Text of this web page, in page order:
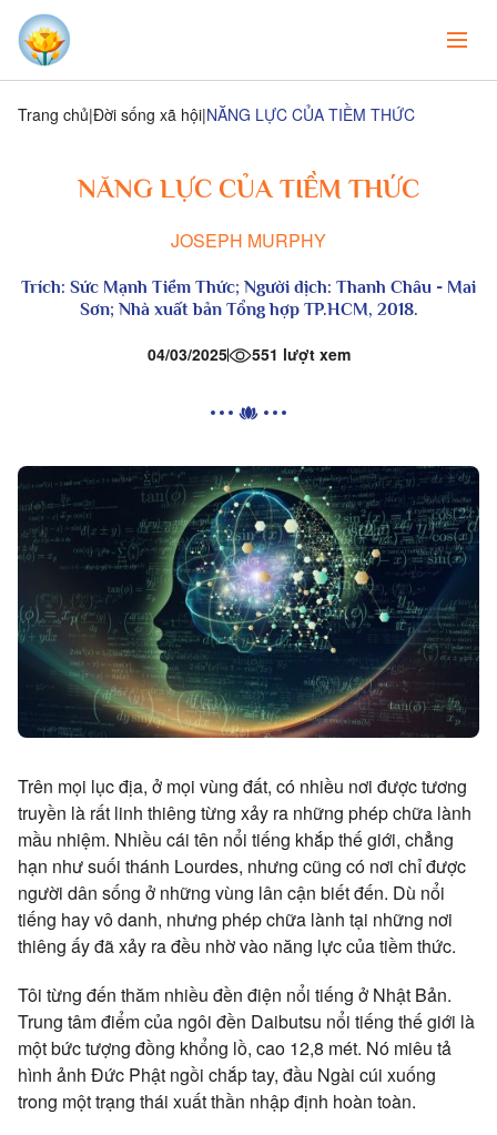
Trang chủ Đời sống xã hội NĂNG LỰC CỦA TIỀM THỨC
NĂNG LỰC CỦA TIỀM THỨC
JOSEPH MURPHY
Trích: Sức Mạnh Tiềm Thức; Người dịch: Thanh Châu - Mai
Sơn; Nhà xuất bản Tổng hợp TP.HCM, 2018.
04/03/2025 551 lượt xem
Trên mọi lục địa, ở mọi vùng đất, có nhiều nơi được tương
truyền là rất linh thiêng từng xảy ra những phép chữa lành
mầu nhiệm. Nhiều cái tên nổi tiếng khắp thế giới, chẳng
hạn như suối thánh Lourdes, nhưng cũng có nơi chỉ được
người dân sống ở những vùng lân cận biết đến. Dù nổi
tiếng hay vô danh, nhưng phép chữa lành tại những nơi
thiêng ấy đã xảy ra đều nhờ vào năng lực của tiềm thức.
Tôi từng đến thăm nhiều đền điện nổi tiếng ở Nhật Bản.
Trung tâm điểm của ngôi đền Daibutsu nổi tiếng thế giới là
một bức tượng đồng khổng lồ, cao 12,8 mét. Nó miêu tả
hình ảnh Đức Phật ngồi chắp tay, đầu Ngài cúi xuống
trong một trạng thái xuất thần nhập định hoàn toàn.